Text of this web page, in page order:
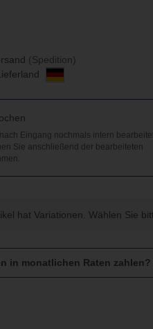
(Spedition)
hat Variationen. Wählen Sie
in monatlichen Raten zahlen?